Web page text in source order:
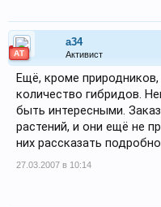
АТ
a34
Активист
Ещё, кроме
количество гибридов.
быть интересными.
растений, и они ещё не
них рассказать
27.03.2007 в 10:14